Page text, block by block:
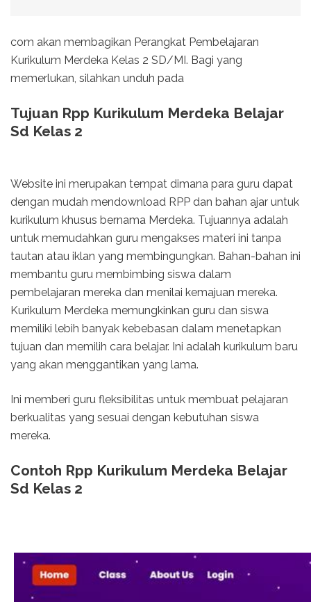
com akan membagikan Perangkat Pembelajaran
Kurikulum Merdeka Kelas 2 SD/MI. Bagi yang
memerlukan, silahkan unduh pada
Tujuan Rpp Kurikulum Merdeka Belajar
Sd Kelas 2
Website ini merupakan tempat dimana para guru dapat
dengan mudah mendownload RPP dan bahan ajar untuk
kurikulum khusus bernama Merdeka. Tujuannya adalah
untuk memudahkan guru mengakses materi ini tanpa
tautan atau iklan yang membingungkan. Bahan-bahan ini
membantu guru membimbing siswa dalam
pembelajaran mereka dan menilai kemajuan mereka.
Kurikulum Merdeka memungkinkan guru dan siswa
memiliki lebih banyak kebebasan dalam menetapkan
tujuan dan memilih cara belajar. Ini adalah kurikulum baru
yang akan menggantikan yang lama.
Ini memberi guru fleksibilitas untuk membuat pelajaran
berkualitas yang sesuai dengan kebutuhan siswa
mereka.
Contoh Rpp Kurikulum Merdeka Belajar
Sd Kelas 2